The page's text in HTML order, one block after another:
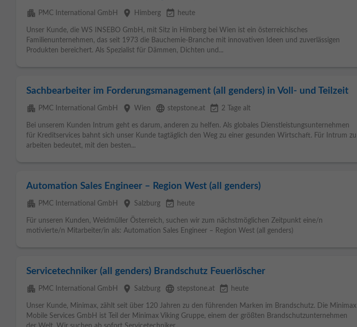
apartment PMC International GmbH place Himberg event_available heute
Unser Kunde, die WS INSEBO GmbH, mit Sitz in Himberg bei Wien ist ein österreichisches
Familienunternehmen, das seit 1973 die Bauchemie-Branche mit innovativen Ideen und zuverlässigen
Produkten bereichert. Als Spezialist für Dämmen, Dichten und...
Sachbearbeiter im Forderungsmanagement (all genders) in Voll- und Teilzeit
apartment PMC International GmbH place Wien language stepstone.at event_available 2 Tage alt
Bei unserem Kunden Intrum geht es darum, anderen zu helfen. Als globales Dienstleistungsunternehmen
für Kreditservices bahnt sich unser Kunde tagtäglich den Weg zu einer gesunden Wirtschaft. Für Intrum zu
arbeiten bedeutet, mit den besten...
Automation Sales Engineer – Region West (all genders)
apartment PMC International GmbH place Salzburg event_available heute
Für unseren Kunden, Weidmüller Österreich, suchen wir zum nächstmöglichen Zeitpunkt eine/n
motivierte/n Mitarbeiter/in als: Automation Sales Engineer – Region West (all genders)
Servicetechniker (all genders) Brandschutz Feuerlöscher
apartment PMC International GmbH place Salzburg language stepstone.at event_available heute
Unser Kunde, Minimax, zählt seit über 120 Jahren zu den führenden Marken im Brandschutz. Die Minimax
Mobile Services GmbH ist Teil der Minimax Viking Gruppe, einem der größten Brandschutzunternehmen